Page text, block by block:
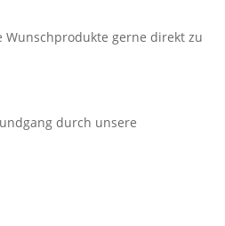
Wunschprodukte gerne direkt zu
durch unsere